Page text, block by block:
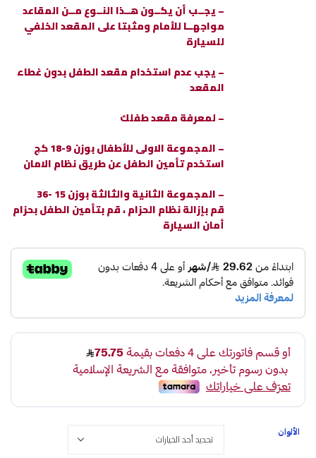
– يجــب أن يكــون هــذا النــوع مــن المقاعد
مواجهــا للأمام ومثبتا على المقعد الخلفي
للسيارة
– يجب عدم استخدام مقعد الطفل بدون غطاء
المقعد
– لمعرفة مقعد طفلك
– المجموعة الاولى للأطفال بوزن 9-18 كج
استخدم تأمين الطفل عن طريق نظام الامان
– المجموعة الثانية والثالثة بوزن 15 -36
قم بإزالة نظام الحزام ، قم بتأمين الطفل بحزام
أمان السيارة
الألوان